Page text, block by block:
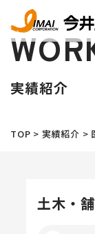
実績紹介
TOP > 実績紹介 >
土木・